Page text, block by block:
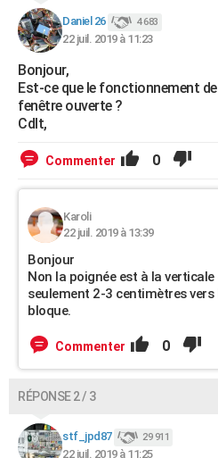
FORUM
Bricolage
Lifestyle
Culture
Sport
Auto
Television
Voyage
Cinema
Daniel 26 4 683
22 juil. 2019 à 11:23
Bonjour,
Est-ce que le fonctionnement
fenêtre ouverte ?
Cdlt,
Commenter 0
Karoli
22 juil. 2019 à 13:39
Bonjour
Non la poignée est à la verticale
seulement 2-3 centimètres vers
bloque.
Commenter 0
RÉPONSE 2 / 3
stf_jpd87 29 911
22 juil. 2019 à 11:25